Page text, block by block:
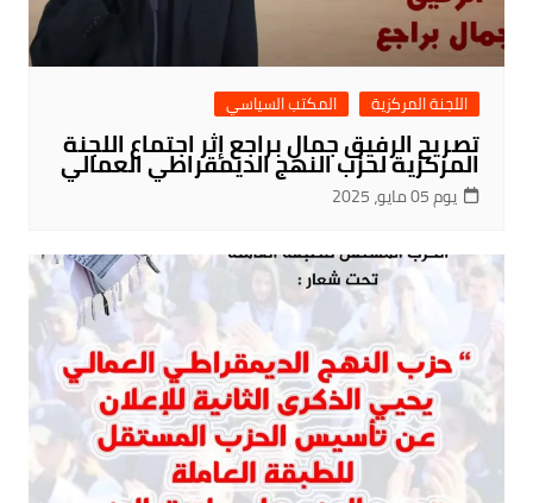
اللجنة المركزية المكتب السياسي
تصريح الرفيق جمال براجع إثر اجتماع اللجنة
المركزية لحزب النهج الديمقراطي العمالي
يوم 05 مايو، 2025